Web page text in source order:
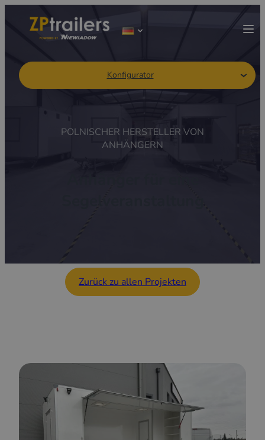
Konfigurator
POLNISCHER HERSTELLER VON
ANHÄNGERN
Zurück zu allen Projekten